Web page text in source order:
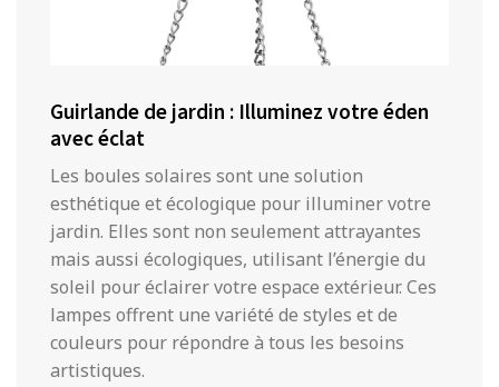
Guirlande de jardin : Illuminez votre éden
avec éclat
Les boules solaires sont une solution
esthétique et écologique pour illuminer votre
jardin. Elles sont non seulement attrayantes
mais aussi écologiques, utilisant l’énergie du
soleil pour éclairer votre espace extérieur. Ces
lampes offrent une variété de styles et de
couleurs pour répondre à tous les besoins
artistiques.